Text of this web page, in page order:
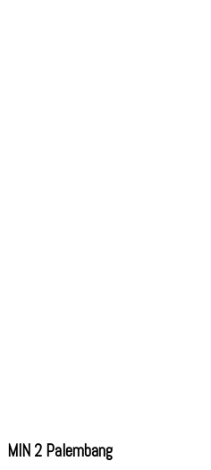
MIN 2 Palembang